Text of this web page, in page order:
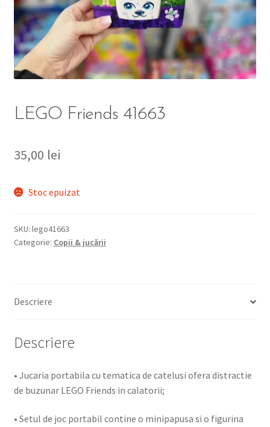
DETERGENT
SOLUȚII CURĂȚENIE
ÎNGRIJIRE
PERSONALĂ
ARTICOLE VOIAJ
LEGO Friends 41663
35,00 lei
Stoc epuizat
SKU: lego41663
Categorie: Copii & jucării
Descriere
Descriere
• Jucaria portabila cu tematica de catelusi ofera distractie
de buzunar LEGO Friends in calatorii;
• Setul de joc portabil contine o minipapusa si o figurina